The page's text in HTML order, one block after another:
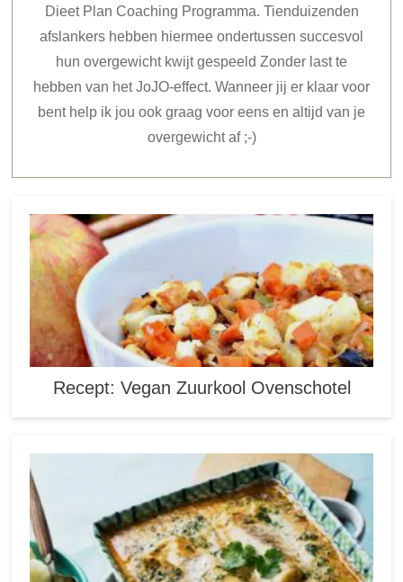
Dieet Plan Coaching Programma. Tienduizenden
afslankers hebben hiermee ondertussen succesvol
hun overgewicht kwijt gespeeld Zonder last te
hebben van het JoJO-effect. Wanneer jij er klaar voor
bent help ik jou ook graag voor eens en altijd van je
overgewicht af ;-)
Recept: Vegan Zuurkool Ovenschotel